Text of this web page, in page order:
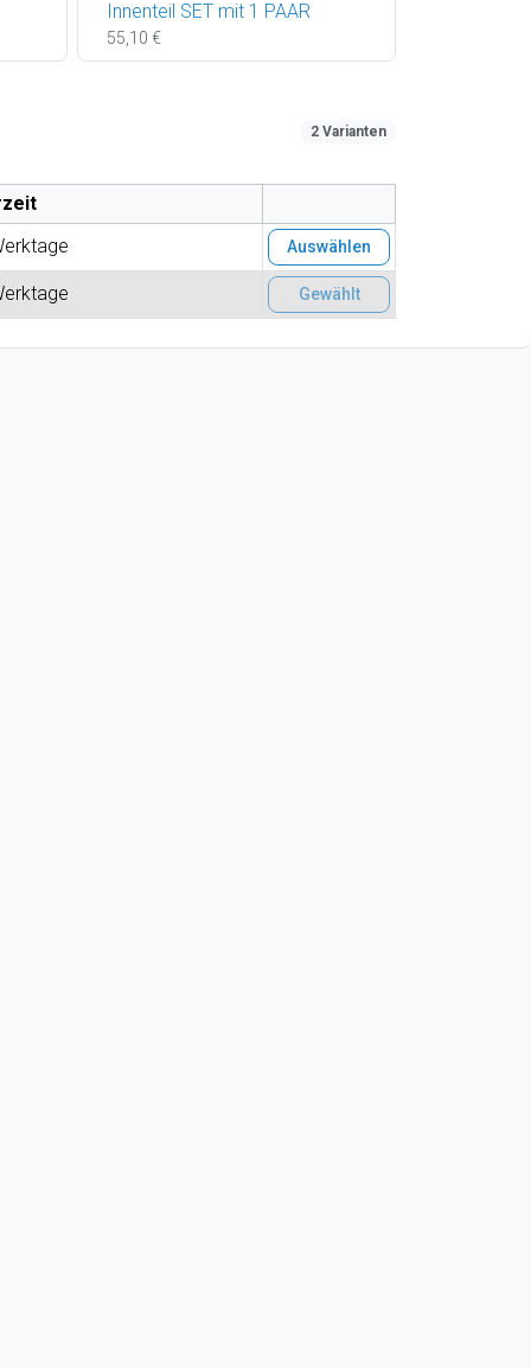
Innenteil SET mit 1 PAAR
55,10 €
2 Varianten
Auswählen
Gewählt